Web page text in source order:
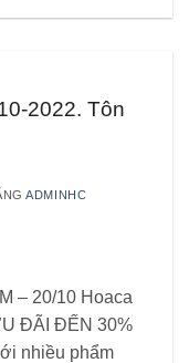
2022. Tôn
ADMINHC
– 20/10 Hoaca
ĐÃI ĐẾN 30%
nhiều phẩm